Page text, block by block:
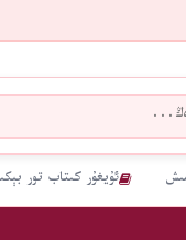
ئۇيغۇر كىتاب تور